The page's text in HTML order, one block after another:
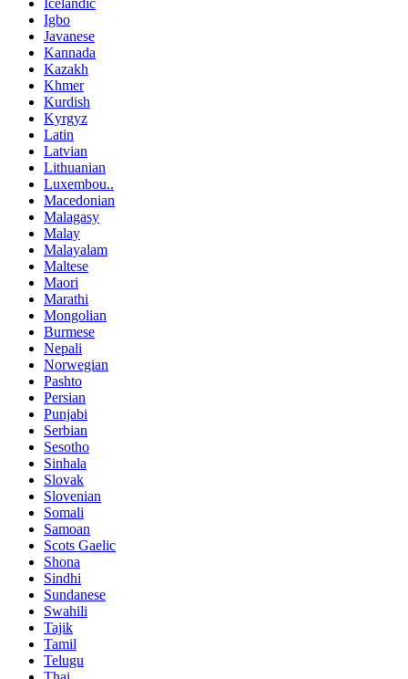
Icelandic
Igbo
Javanese
Kannada
Kazakh
Khmer
Kurdish
Kyrgyz
Latin
Latvian
Lithuanian
Luxembou..
Macedonian
Malagasy
Malay
Malayalam
Maltese
Maori
Marathi
Mongolian
Burmese
Nepali
Norwegian
Pashto
Persian
Punjabi
Serbian
Sesotho
Sinhala
Slovak
Slovenian
Somali
Samoan
Scots Gaelic
Shona
Sindhi
Sundanese
Swahili
Tajik
Tamil
Telugu